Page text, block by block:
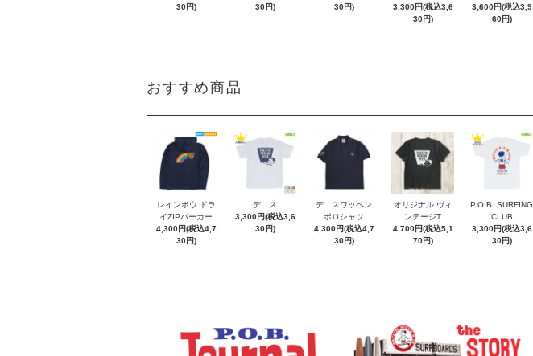
30円)
30円)
30円)
3,300円(税込3,6
30円)
3,600円(税込3,9
60円)
おすすめ商品
レインボウ ドラ
イZIPパーカー
4,300円(税込4,7
30円)
デニス
3,300円(税込3,6
30円)
デニスワッペン
ポロシャツ
4,300円(税込4,7
30円)
オリジナル ヴィ
ンテージT
4,700円(税込5,1
70円)
P.O.B. SURFING
CLUB
3,300円(税込3,6
30円)